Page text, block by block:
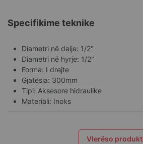
Specifikime teknike
Diametri në dalje: 1/2"
Diametri në hyrje: 1/2"
Forma: I drejte
Gjatësia: 300mm
Tipi: Aksesore hidraulike
Materiali: Inoks
Vlerëso